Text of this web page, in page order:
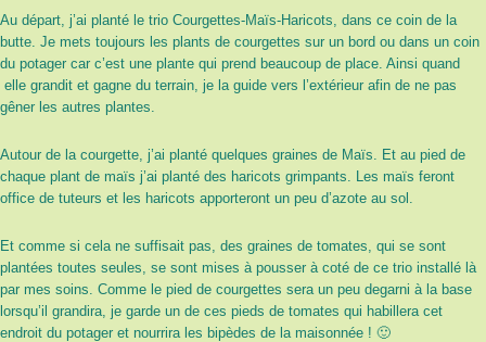
Au départ, j’ai planté le trio Courgettes-Maïs-Haricots, dans ce coin de la
butte. Je mets toujours les plants de courgettes sur un bord ou dans un coin
du potager car c’est une plante qui prend beaucoup de place. Ainsi quand
elle grandit et gagne du terrain, je la guide vers l’extérieur afin de ne pas
gêner les autres plantes.
Autour de la courgette, j’ai planté quelques graines de Maïs. Et au pied de
chaque plant de maïs j’ai planté des haricots grimpants. Les maïs feront
office de tuteurs et les haricots apporteront un peu d’azote au sol.
Et comme si cela ne suffisait pas, des graines de tomates, qui se sont
plantées toutes seules, se sont mises à pousser à coté de ce trio installé là
par mes soins. Comme le pied de courgettes sera un peu degarni à la base
lorsqu’il grandira, je garde un de ces pieds de tomates qui habillera cet
endroit du potager et nourrira les bipèdes de la maisonnée ! 🙂